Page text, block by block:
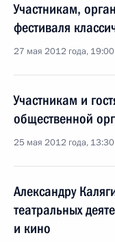
Участникам,
фестиваля
27 мая 2012 года, 19:00
Участникам и
общественной
25 мая 2012 года, 13:30
Александру
театральных
и кино